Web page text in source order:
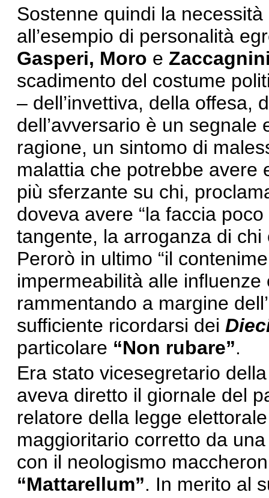
Sostenne quindi la
all’esempio di personalità
Gasperi, Moro e
scadimento del costume
– dell’invettiva, della offesa,
dell’avversario è un
ragione, un sintomo di
malattia che potrebbe avere
più sferzante su chi,
doveva avere “la faccia
tangente, la arroganza di
Perorò in ultimo “il
impermeabilità alle
rammentando a margine
sufficiente ricordarsi dei
particolare “Non rubare”.
Era stato vicesegretario
aveva diretto il giornale del
relatore della legge
maggioritario corretto da
con il neologismo
“Mattarellum”. In merito al